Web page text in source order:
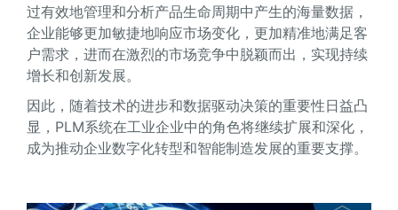
过有效地管理和分析产品生命周期中产生的海量数据，
企业能够更加敏捷地响应市场变化，更加精准地满足客
户需求，进而在激烈的市场竞争中脱颖而出，实现持续
增长和创新发展。
因此，随着技术的进步和数据驱动决策的重要性日益凸
显，PLM系统在工业企业中的角色将继续扩展和深化，
成为推动企业数字化转型和智能制造发展的重要支撑。